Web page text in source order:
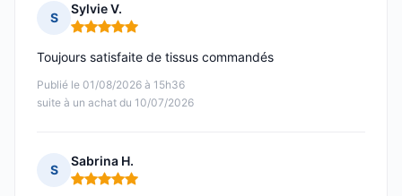
S
Sylvie V.
Note : 5 sur 5
Publié le 01/08/2026 à 15h36
suite à un achat du 10/07/2026
Toujours satisfaite de tissus commandés
S
Sabrina H.
Note : 5 sur 5